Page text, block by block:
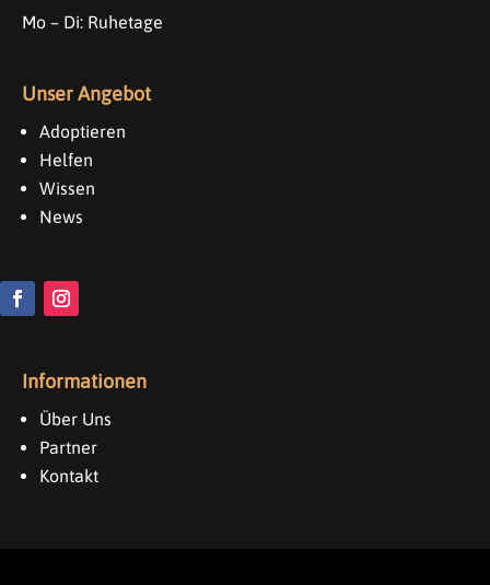
Mo – Di: Ruhetage
Unser Angebot
Adoptieren
Helfen
Wissen
News
Informationen
Über Uns
Partner
Kontakt